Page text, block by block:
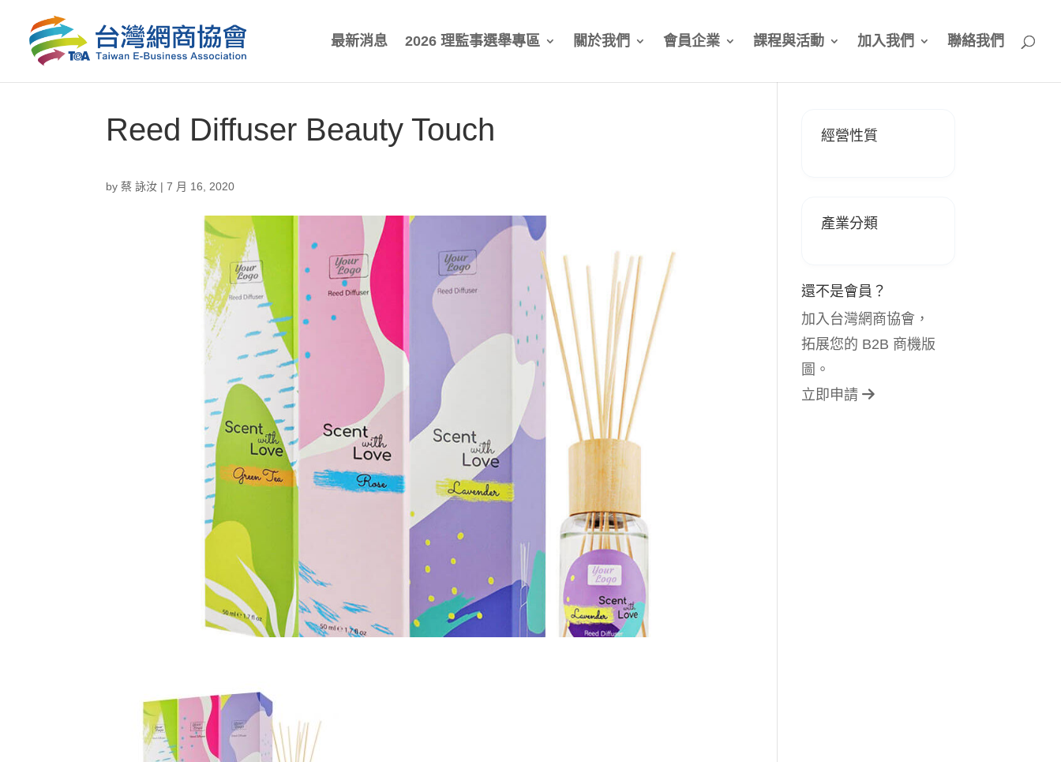
最新消息 2026 理監事選舉專區 關於我們 會員企業 課程與活動 加入我們 聯絡我們
Reed Diffuser Beauty Touch
by蔡 詠汝 |7 月 16, 2020
經營性質
產業分類
還不是會員？
加入台灣網商協會，
拓展您的 B2B 商機版
圖。
立即申請